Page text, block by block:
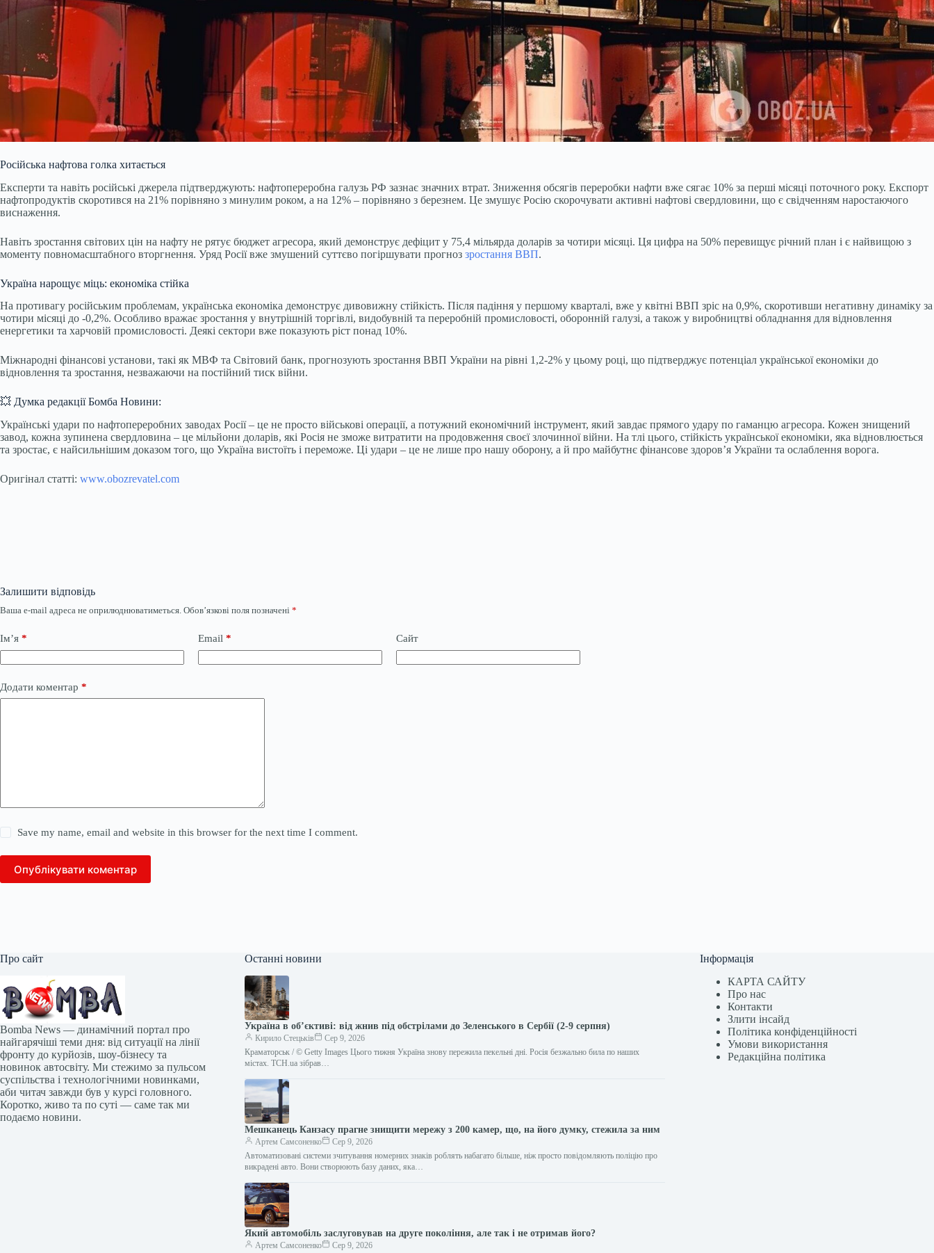
Російська нафтова голка хитається
Експерти та навіть російські джерела підтверджують: нафтопереробна галузь РФ зазнає значних втрат. Зниження обсягів переробки нафти вже сягає 10% за перші місяці поточного року. Експорт
нафтопродуктів скоротився на 21% порівняно з минулим роком, а на 12% – порівняно з березнем. Це змушує Росію скорочувати активні нафтові свердловини, що є свідченням наростаючого
виснаження.
Навіть зростання світових цін на нафту не рятує бюджет агресора, який демонструє дефіцит у 75,4 мільярда доларів за чотири місяці. Ця цифра на 50% перевищує річний план і є найвищою з
моменту повномасштабного вторгнення. Уряд Росії вже змушений суттєво погіршувати прогноз зростання ВВП.
Україна нарощує міць: економіка стійка
На противагу російським проблемам, українська економіка демонструє дивовижну стійкість. Після падіння у першому кварталі, вже у квітні ВВП зріс на 0,9%, скоротивши негативну динаміку за
чотири місяці до -0,2%. Особливо вражає зростання у внутрішній торгівлі, видобувній та переробній промисловості, оборонній галузі, а також у виробництві обладнання для відновлення
енергетики та харчовій промисловості. Деякі сектори вже показують ріст понад 10%.
Міжнародні фінансові установи, такі як МВФ та Світовий банк, прогнозують зростання ВВП України на рівні 1,2-2% у цьому році, що підтверджує потенціал української економіки до
відновлення та зростання, незважаючи на постійний тиск війни.
💥 Думка редакції Бомба Новини:
Українські удари по нафтопереробних заводах Росії – це не просто військові операції, а потужний економічний інструмент, який завдає прямого удару по гаманцю агресора. Кожен знищений
завод, кожна зупинена свердловина – це мільйони доларів, які Росія не зможе витратити на продовження своєї злочинної війни. На тлі цього, стійкість української економіки, яка відновлюється
та зростає, є найсильнішим доказом того, що Україна вистоїть і переможе. Ці удари – це не лише про нашу оборону, а й про майбутнє фінансове здоров’я України та ослаблення ворога.
Оригінал статті: www.obozrevatel.com
Залишити відповідь
Ваша e-mail адреса не оприлюднюватиметься. Обов’язкові поля позначені *
Ім’я * Email * Сайт
Додати коментар *
Save my name, email and website in this browser for the next time I comment.
Опублікувати коментар
Про сайт
Bomba News — динамічний портал про
найгарячіші теми дня: від ситуації на лінії
фронту до курйозів, шоу-бізнесу та
новинок автосвіту. Ми стежимо за пульсом
суспільства і технологічними новинками,
аби читач завжди був у курсі головного.
Коротко, живо та по суті — саме так ми
подаємо новини.
Останні новини
Україна в об’єктиві: від жнив під обстрілами до Зеленського в Сербії (2-9 серпня)
Кирило Стецьків
Сер 9, 2026
Краматорськ / © Getty Images Цього тижня Україна знову пережила пекельні дні. Росія безжально била по наших
містах. ТСН.ua зібрав…
Мешканець Канзасу прагне знищити мережу з 200 камер, що, на його думку, стежила за ним
Артем Самсоненко
Сер 9, 2026
Автоматизовані системи зчитування номерних знаків роблять набагато більше, ніж просто повідомляють поліцію про
викрадені авто. Вони створюють базу даних, яка…
Який автомобіль заслуговував на друге покоління, але так і не отримав його?
Артем Самсоненко Сер 9, 2026
Інформація
КАРТА САЙТУ
Про нас
Контакти
Злити інсайд
Політика конфіденційності
Умови використання
Редакційна політика